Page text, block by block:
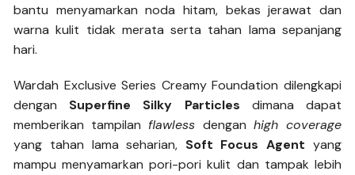
bantu menyamarkan noda hitam, bekas jerawat dan
warna kulit tidak merata serta tahan lama sepanjang
hari.
Wardah Exclusive Series Creamy Foundation dilengkapi
dengan Superfine Silky Particles dimana dapat
memberikan tampilan flawless dengan high coverage
yang tahan lama seharian, Soft Focus Agent yang
mampu menyamarkan pori-pori kulit dan tampak lebih